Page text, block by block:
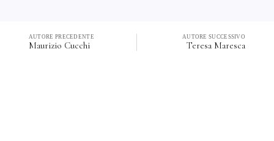
AUTORE PRECEDENTE
Maurizio Cucchi
AUTORE SUCCESSIVO
Teresa Maresca